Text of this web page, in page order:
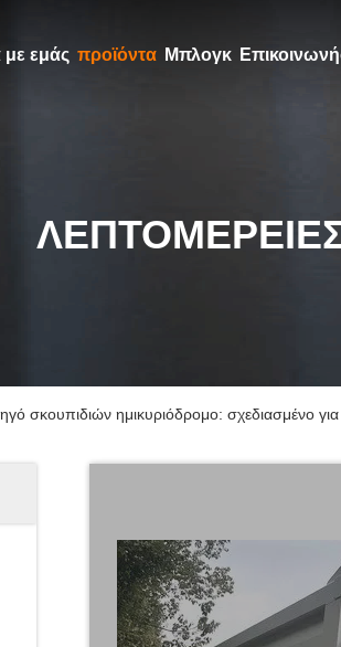
με εμάς προϊόντα Μπλογκ
σκουπιδιών ημικυριόδρομο: σχεδιασμένο